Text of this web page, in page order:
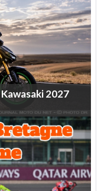
Kawasaki2027